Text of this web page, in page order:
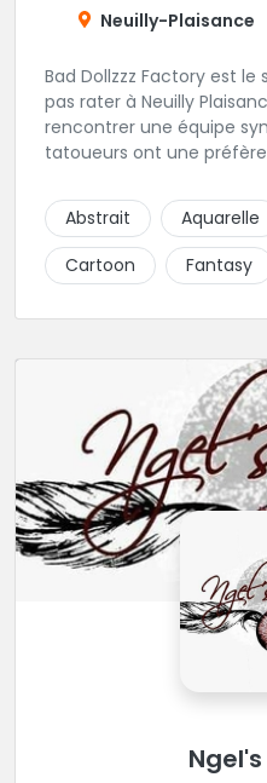
Neuilly-Plaisance
Bad Dollzzz Factory est
pas rater à Neuilly
rencontrer une équipe sympathique et souriante. Les
tatoueurs ont une
culture et traits fins.
Abstrait Aquarelle
Cartoon
Fantasy